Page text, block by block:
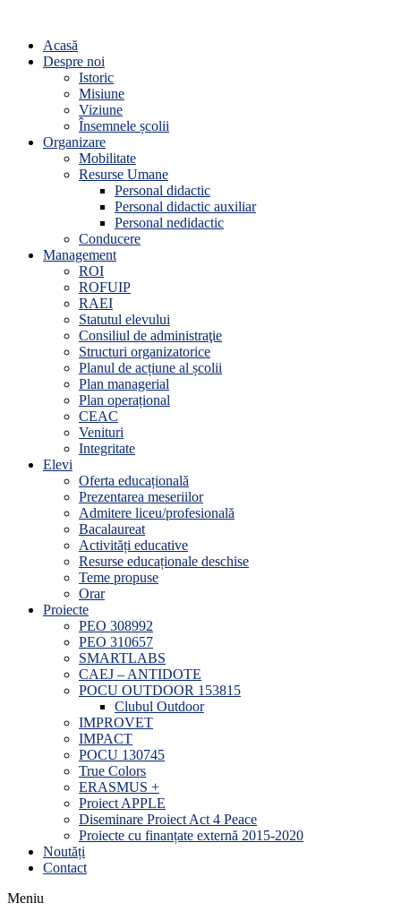
Acasă
Despre noi
Istoric
Misiune
Viziune
Însemnele școlii
Organizare
Mobilitate
Resurse Umane
Personal didactic
Personal didactic auxiliar
Personal nedidactic
Conducere
Management
ROI
ROFUIP
RAEI
Statutul elevului
Consiliul de administraţie
Structuri organizatorice
Planul de acțiune al școlii
Plan managerial
Plan operațional
CEAC
Venituri
Integritate
Elevi
Oferta educațională
Prezentarea meseriilor
Admitere liceu/profesională
Bacalaureat
Activități educative
Resurse educaționale deschise
Teme propuse
Orar
Proiecte
PEO 308992
PEO 310657
SMARTLABS
CAEJ – ANTIDOTE
POCU OUTDOOR 153815
Clubul Outdoor
IMPROVET
IMPACT
POCU 130745
True Colors
ERASMUS +
Proiect APPLE
Diseminare Proiect Act 4 Peace
Proiecte cu finanțate externă 2015-2020
Noutăți
Contact
Meniu